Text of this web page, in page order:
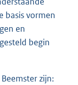
basis vormen
en
begin
zijn: